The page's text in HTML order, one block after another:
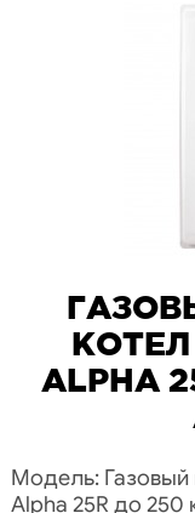
КОТЕЛ
ALPHA
Модель: Газовый
Alpha 25R до 250